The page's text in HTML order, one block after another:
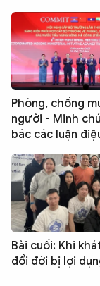
Phòng, chống
người - Minh
bác các luận
Bài cuối: Khi
đổi đời bị lợi